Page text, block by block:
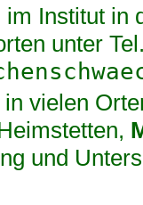
im Institut in
unter
vielen
,
und